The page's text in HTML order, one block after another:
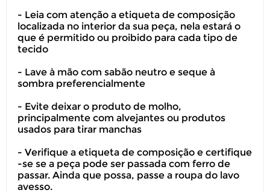
Você pode devolver este
produto gratuitamente.
Você possui até 07 dias corridos, após o
- Leia com atenção a etiqueta de composição
localizada no interior da sua peça, nela estará o
que é permitido ou proibido para cada tipo de
tecido
- Lave à mão com sabão neutro e seque à
sombra preferencialmente
- Evite deixar o produto de molho,
principalmente com alvejantes ou produtos
usados para tirar manchas
- Verifique a etiqueta de composição e certifique
-se se a peça pode ser passada com ferro de
passar. Ainda que possa, passe a roupa do lavo
avesso.